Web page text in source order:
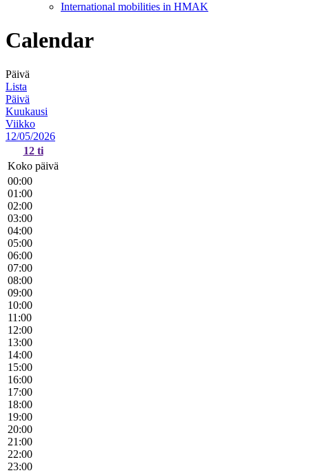
International mobilities in HMAK
Calendar
Päivä
Lista
Päivä
Kuukausi
Viikko
12/05/2026
12 ti
Koko päivä
00:00
01:00
02:00
03:00
04:00
05:00
06:00
07:00
08:00
09:00
10:00
11:00
12:00
13:00
14:00
15:00
16:00
17:00
18:00
19:00
20:00
21:00
22:00
23:00